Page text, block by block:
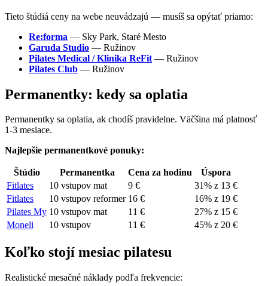
Tieto štúdiá ceny na webe neuvádzajú — musíš sa opýtať priamo:
Re:forma — Sky Park, Staré Mesto
Garuda Studio — Ružinov
Pilates Medical / Klinika ReFit — Ružinov
Pilates Club — Ružinov
Permanentky: kedy sa oplatia
Permanentky sa oplatia, ak chodíš pravidelne. Väčšina má platnosť
1-3 mesiace.
Najlepšie permanentkové ponuky:
Štúdio Permanentka Cena za hodinu
Úspora
Fitlates
10 vstupov mat 9 €
31% z 13 €
Fitlates
10 vstupov reformer 16 €
16% z 19 €
Pilates My 10 vstupov mat 11 €
27% z 15 €
Moneli
10 vstupov 11 € 45% z 20 €
Koľko stojí mesiac pilatesu
Realistické mesačné náklady podľa frekvencie: